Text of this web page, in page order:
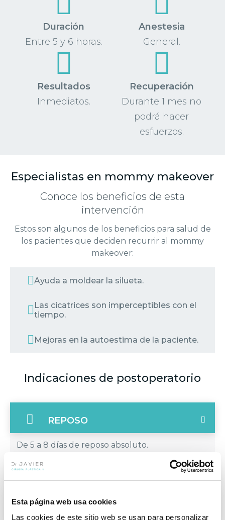
Esta página web usa cookies
Las cookies de este sitio web se usan para personalizar
Duración
Entre 5 y 6 horas.
Anestesia
General.
Resultados
Inmediatos.
Recuperación
Durante 1 mes no
podrá hacer
esfuerzos.
Especialistas en mommy makeover
Conoce los beneficios de esta
intervención
Estos son algunos de los beneficios para salud de
los pacientes que deciden recurrir al mommy
makeover:
Ayuda a moldear la silueta.
Las cicatrices son imperceptibles con el
tiempo.
Mejoras en la autoestima de la paciente.
Indicaciones de postoperatorio
REPOSO
De 5 a 8 días de reposo absoluto.
REVISIONES